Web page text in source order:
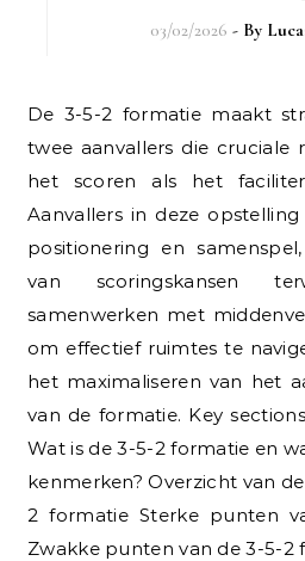
03/02/2026 - By
De 3-5-2 formatie maakt strategisch gebruik van
twee aanvallers die cruciale
het scoren als het
Aanvallers in deze
positionering en
van scoringskansen
samenwerken met
om effectief ruimtes te
het maximaliseren van het
van de formatie. Key
Wat is de 3-5-2 formatie en
kenmerken? Overzicht van
2 formatie Sterke punten
Zwakke punten van de 3-5-2